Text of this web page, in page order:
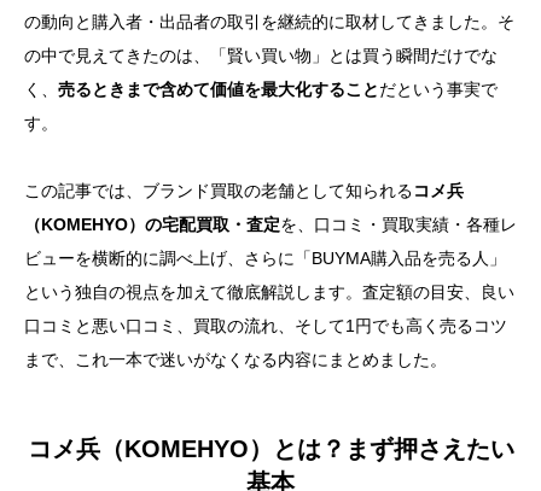
の動向と購入者・出品者の取引を継続的に取材してきました。そ
の中で見えてきたのは、「賢い買い物」とは買う瞬間だけでな
く、 売るときまで含めて価値を最大化することだという事実で
す。
この記事では、ブランド買取の老舗として知られるコメ兵
（KOMEHYO）の宅配買取・査定を、口コミ・買取実績・各種レ
ビューを横断的に調べ上げ、さらに「BUYMA購入品を売る人」
という独自の視点を加えて徹底解説します。査定額の目安、良い
口コミと悪い口コミ、買取の流れ、そして1円でも高く売るコツ
まで、これ一本で迷いがなくなる内容にまとめました。
コメ兵（KOMEHYO）とは？まず押さえたい
基本